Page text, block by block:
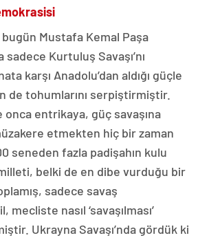
Mustafa Kemal Paşa
sadece Kurtuluş Savaşı’nı
karşı Anadolu’dan aldığı güçle
de tohumlarını serpiştirmiştir.
onca entrikaya, güç savaşına
etmekten hiç bir zaman
seneden fazla padişahın kulu
belki de en dibe vurduğu bir
sadece savaş
mecliste nasıl ‘savaşılması’
Ukrayna Savaşı’nda gördük ki